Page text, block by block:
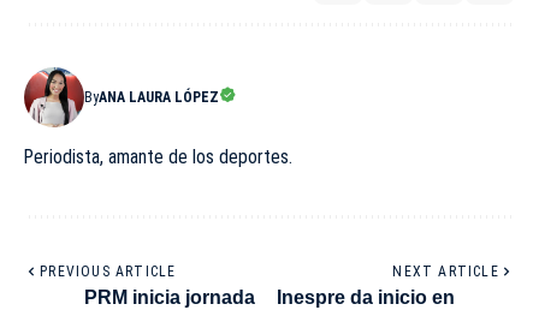
ByANA LAURA LÓPEZ
Periodista, amante de los deportes.
PREVIOUS ARTICLE
PRM inicia jornada
NEXT ARTICLE
Inespre da inicio en